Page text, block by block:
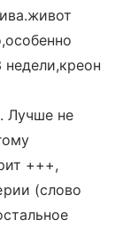
Лучше не
+++,
(слово